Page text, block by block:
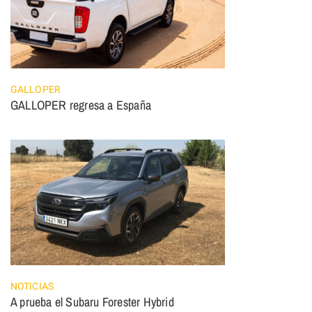
GALLOPER
GALLOPER regresa a España
NOTICIAS
A prueba el Subaru Forester Hybrid